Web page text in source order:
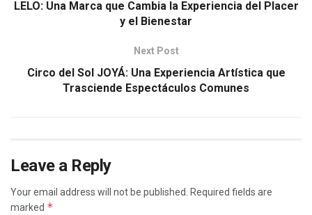
LELO: Una Marca que Cambia la Experiencia del Placer
y el Bienestar
Next Post
Circo del Sol JOYÁ: Una Experiencia Artística que
Trasciende Espectáculos Comunes
Leave a Reply
Your email address will not be published. Required fields are
marked *